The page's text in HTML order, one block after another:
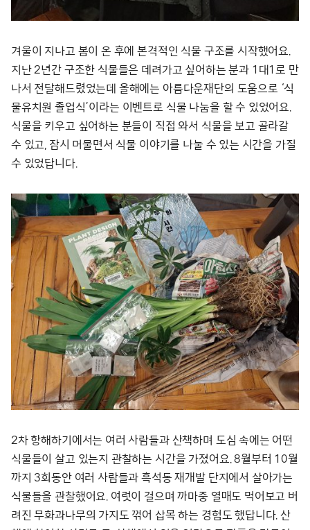
겨울이 지나고 봄이 온 후에 본격적인 식물 구조를 시작했어요.
지난 2년간 구조한 식물들은 데려가고 싶어하는 분과 1대1로 만
나서 전달해드렸었는데 올해에는 아름다운재단의 도움으로 ‘식
물유치원 졸업식’이라는 이벤트로 식물 나눔을 할 수 있었어요.
식물을 키우고 싶어하는 분들이 직접 와서 식물을 보고 골라갈
수 있고, 잠시 머물면서 식물 이야기를 나눌 수 있는 시간을 가질
수 있었답니다.
2차 항해하기에서는 여러 사람들과 산책하며 도심 속에는 어떤
식물들이 살고 있는지 관찰하는 시간을 가졌어요. 8월부터 10월
까지 3회동안 여러 사람들과 흑석동 재개발 단지에서 살아가는
식물들을 관찰했어요. 여럿이 걸으며 까마중 열매도 먹어보고 버
려진 무화과나무의 가지도 꺾어 삽목 하는 경험도 했답니다. 산